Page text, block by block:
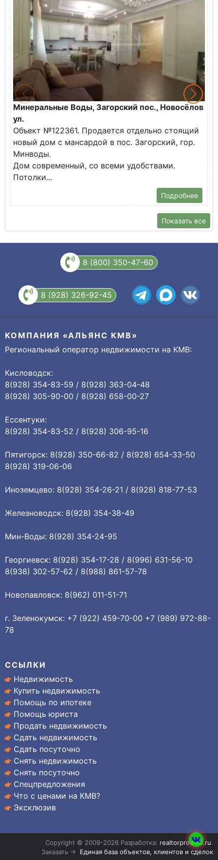
Минеральные Воды, Загорский пос., Новосёлов
ул.
Объект №122361. Продается отдельно стоящий
новый дом с мансардой в пос. Загорский, гор.
Минводы.
Дом современный, со всеми удобствами.
Потолки...
Подробнее
Показать все
8 (800) 350-47-60
8 (928) 326-92-45
КОМПАНИЯ «АЛЬЯНС КМВ»
Региональный оператор недвижимости на КМВ:
Кисловодск:
8(928) 354-83-59 / 8(928) 363-04-48
8(928) 305-90-00 / 8(928) 658-00-27
Ессентуки:
8(928) 354-83-52 / 8(928) 306-95-16
Пятигорск: 8(928) 350-66-82 / 8(928) 654-33-50
8(928) 319-06-06
Иноземцево: 8(928) 354-26-21 / 8(928) 818-77-53
Железноводск: 8(928) 354-38-49
Мин-Воды: 8(928) 354-24-95
Георгиевск: 8(928) 354-17-28 / 8(996) 631-56-10
8(938) 302-57-62 / 8(988) 861-57-78
Новопавловск: 8(962) 011-51-71
г. Зеленокумск: +7 (922) 459-70-00 +7 (989) 972-88-
78
ССЫЛКИ
Недвижимость
Купить недвижимость
Помощь по ипотеке
Помощь юриста
Продать недвижимость
Сдать недвижимость
Сдать посуточно
Снять недвижимость
Снять посуточно
Спецпредложения
Что с ценами на КМВ?
Эксклюзив
Copyright © 2009-2026 Разработка: realtorproweb.ru.
Заказать → Единая база объектов, клиентов и сделок